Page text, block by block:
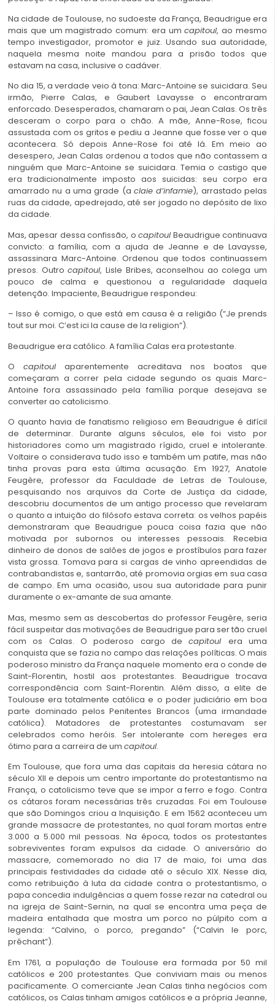
Na cidade de Toulouse, no sudoeste da França, Beaudrigue era
mais que um magistrado comum: era umcapitoul, ao mesmo
tempo investigador, promotor e juiz. Usando sua autoridade,
naquela mesma noite mandou para a prisão todos que
estavam na casa, inclusive o cadáver.
No dia 15, a verdade veio à tona: Marc-Antoine se suicidara. Seu
irmão, Pierre Calas, e Gaubert Lavaysse o encontraram
enforcado. Desesperados, chamaram o pai, Jean Calas. Os três
desceram o corpo para o chão. A mãe, Anne-Rose, ficou
assustada com os gritos e pediu a Jeanne que fosse ver o que
acontecera. Só depois Anne-Rose foi até lá. Em meio ao
desespero, Jean Calas ordenou a todos que não contassem a
ninguém que Marc-Antoine se suicidara. Temia o castigo que
era tradicionalmente imposto aos suicidas: seu corpo era
amarrado nu a uma grade (a claie d’infamie), arrastado pelas
ruas da cidade, apedrejado, até ser jogado no depósito de lixo
da cidade.
Mas, apesar dessa confissão, ocapitoul Beaudrigue continuava
convicto: a família, com a ajuda de Jeanne e de Lavaysse,
assassinara Marc-Antoine. Ordenou que todos continuassem
presos. Outrocapitoul, Lisle Bribes, aconselhou ao colega um
pouco de calma e questionou a regularidade daquela
detenção. Impaciente, Beaudrigue respondeu:
– Isso é comigo, o que está em causa é a religião (“Je prends
tout sur moi. C’est ici la cause de la religion”).
Beaudrigue era católico. A família Calas era protestante.
O capitoul aparentemente acreditava nos boatos que
começaram a correr pela cidade segundo os quais Marc-
Antoine fora assassinado pela família porque desejava se
converter ao catolicismo.
O quanto havia de fanatismo religioso em Beaudrigue é difícil
de determinar. Durante alguns séculos, ele foi visto por
historiadores como um magistrado rígido, cruel e intolerante.
Voltaire o considerava tudo isso e também um patife, mas não
tinha provas para esta última acusação. Em 1927, Anatole
Feugère, professor da Faculdade de Letras de Toulouse,
pesquisando nos arquivos da Corte de Justiça da cidade,
descobriu documentos de um antigo processo que revelaram
o quanto a intuição do filósofo estava correta: os velhos papéis
demonstraram que Beaudrigue pouca coisa fazia que não
motivada por subornos ou interesses pessoais. Recebia
dinheiro de donos de salões de jogos e prostíbulos para fazer
vista grossa. Tomava para si cargas de vinho apreendidas de
contrabandistas e, santarrão, até promovia orgias em sua casa
de campo. Em uma ocasião, usou sua autoridade para punir
duramente o ex-amante de sua amante.
Mas, mesmo sem as descobertas do professor Feugère, seria
fácil suspeitar das motivações de Beaudrigue para ser tão cruel
com os Calas. O poderoso cargo decapitoul era uma
conquista que se fazia no campo das relações políticas. O mais
poderoso ministro da França naquele momento era o conde de
Saint-Florentin, hostil aos protestantes. Beaudrigue trocava
correspondência com Saint-Florentin. Além disso, a elite de
Toulouse era totalmente católica e o poder judiciário em boa
parte dominado pelos Penitentes Brancos (uma irmandade
católica). Matadores de protestantes costumavam ser
celebrados como heróis. Ser intolerante com hereges era
ótimo para a carreira de um capitoul.
Em Toulouse, que fora uma das capitais da heresia cátara no
século XII e depois um centro importante do protestantismo na
França, o catolicismo teve que se impor a ferro e fogo. Contra
os cátaros foram necessárias três cruzadas. Foi em Toulouse
que são Domingos criou a Inquisição. E em 1562 aconteceu um
grande massacre de protestantes, no qual foram mortas entre
3.000 a 5.000 mil pessoas. Na época, todos os protestantes
sobreviventes foram expulsos da cidade. O aniversário do
massacre, comemorado no dia 17 de maio, foi uma das
principais festividades da cidade até o século XIX. Nesse dia,
como retribuição à luta da cidade contra o protestantismo, o
papa concedia indulgências a quem fosse rezar na catedral ou
na igreja de Saint-Sernin, na qual se encontra uma peça de
madeira entalhada que mostra um porco no púlpito com a
legenda: “Calvino, o porco, pregando” (“Calvin le porc,
prêchant”).
Em 1761, a população de Toulouse era formada por 50 mil
católicos e 200 protestantes. Que conviviam mais ou menos
pacificamente. O comerciante Jean Calas tinha negócios com
católicos, os Calas tinham amigos católicos e a própria Jeanne,